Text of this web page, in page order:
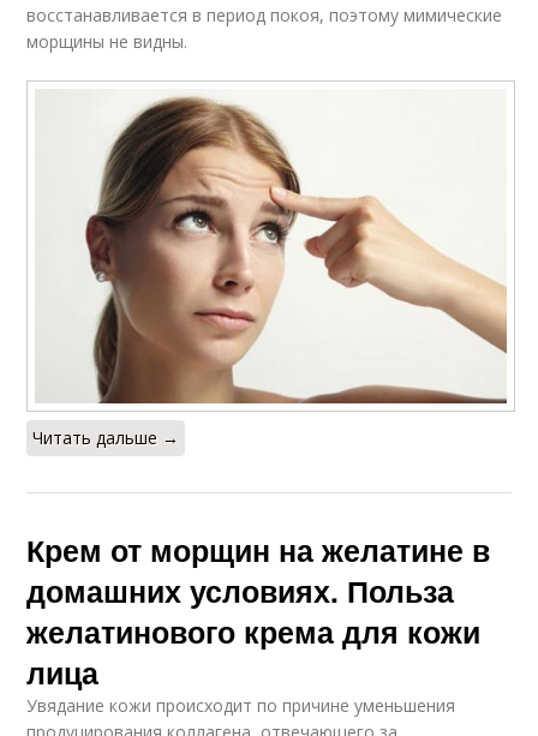
восстанавливается в период покоя, поэтому мимические
морщины не видны.
Читать дальше →
Крем от морщин на желатине в
домашних условиях. Польза
желатинового крема для кожи
лица
Увядание кожи происходит по причине уменьшения